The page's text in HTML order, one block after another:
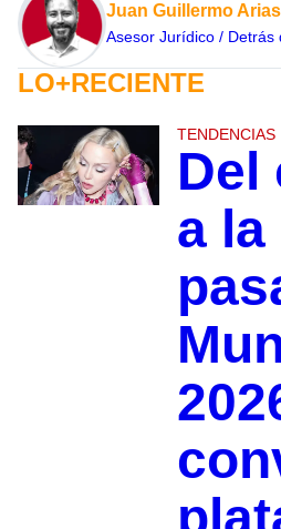
Juan Guillermo Arias
Asesor Jurídico / Detrás
LO+RECIENTE
TENDENCIAS
Del
a la